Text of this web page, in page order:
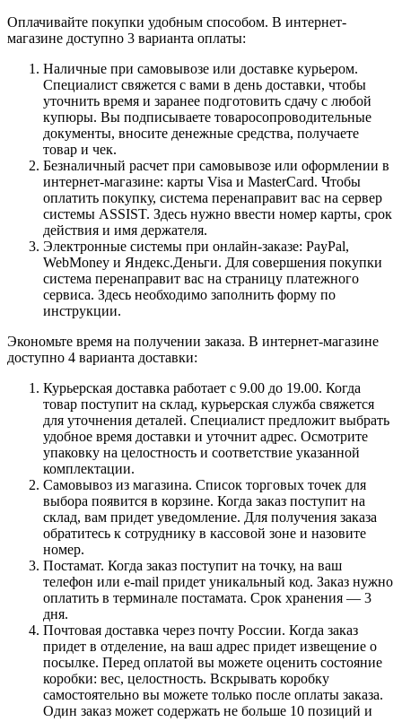
Оплачивайте покупки удобным способом. В интернет-
магазине доступно 3 варианта оплаты:
Наличные при самовывозе или доставке курьером.
Специалист свяжется с вами в день доставки, чтобы
уточнить время и заранее подготовить сдачу с любой
купюры. Вы подписываете товаросопроводительные
документы, вносите денежные средства, получаете
товар и чек.
Безналичный расчет при самовывозе или оформлении в
интернет-магазине: карты Visa и MasterCard. Чтобы
оплатить покупку, система перенаправит вас на сервер
системы ASSIST. Здесь нужно ввести номер карты, срок
действия и имя держателя.
Электронные системы при онлайн-заказе: PayPal,
WebMoney и Яндекс.Деньги. Для совершения покупки
система перенаправит вас на страницу платежного
сервиса. Здесь необходимо заполнить форму по
инструкции.
Экономьте время на получении заказа. В интернет-магазине
доступно 4 варианта доставки:
Курьерская доставка работает с 9.00 до 19.00. Когда
товар поступит на склад, курьерская служба свяжется
для уточнения деталей. Специалист предложит выбрать
удобное время доставки и уточнит адрес. Осмотрите
упаковку на целостность и соответствие указанной
комплектации.
Самовывоз из магазина. Список торговых точек для
выбора появится в корзине. Когда заказ поступит на
склад, вам придет уведомление. Для получения заказа
обратитесь к сотруднику в кассовой зоне и назовите
номер.
Постамат. Когда заказ поступит на точку, на ваш
телефон или e-mail придет уникальный код. Заказ нужно
оплатить в терминале постамата. Срок хранения — 3
дня.
Почтовая доставка через почту России. Когда заказ
придет в отделение, на ваш адрес придет извещение о
посылке. Перед оплатой вы можете оценить состояние
коробки: вес, целостность. Вскрывать коробку
самостоятельно вы можете только после оплаты заказа.
Один заказ может содержать не больше 10 позиций и